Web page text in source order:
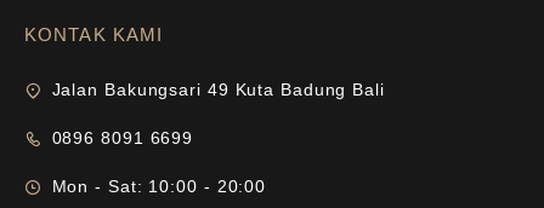
KONTAK KAMI
Jalan Bakungsari 49 Kuta Badung Bali
0896 8091 6699
Mon - Sat: 10:00 - 20:00